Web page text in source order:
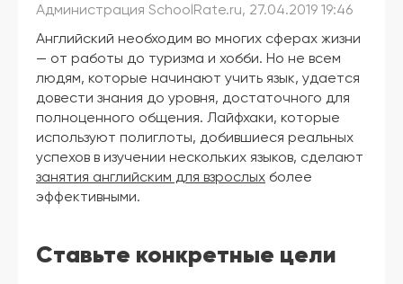
Личный
кабинет
школы
Помочь
выборе?
Добавить
Администрация SchoolRate.ru, 27.04.2019 19:46
Английский необходим во многих сферах жизни
— от работы до туризма и хобби. Но не всем
людям, которые начинают учить язык, удается
довести знания до уровня, достаточного для
полноценного общения. Лайфхаки, которые
используют полиглоты, добившиеся реальных
успехов в изучении нескольких языков, сделают
занятия английским для взрослых более
эффективными.
Ставьте конкретные цели